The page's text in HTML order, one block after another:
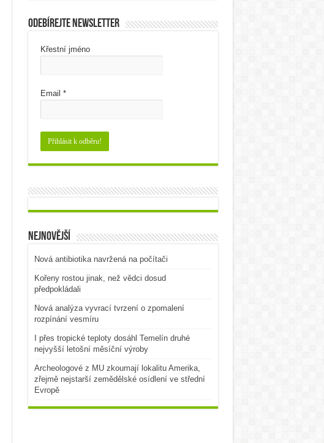
Odebírejte newsletter
Křestní jméno
Email *
Nejnovější
Nová antibiotika navržená na počítači
Kořeny rostou jinak, než vědci dosud
předpokládali
Nová analýza vyvrací tvrzení o zpomalení
rozpínání vesmíru
I přes tropické teploty dosáhl Temelín druhé
nejvyšší letošní měsíční výroby
Archeologové z MU zkoumají lokalitu Amerika,
zřejmě nejstarší zemědělské osídlení ve střední
Evropě